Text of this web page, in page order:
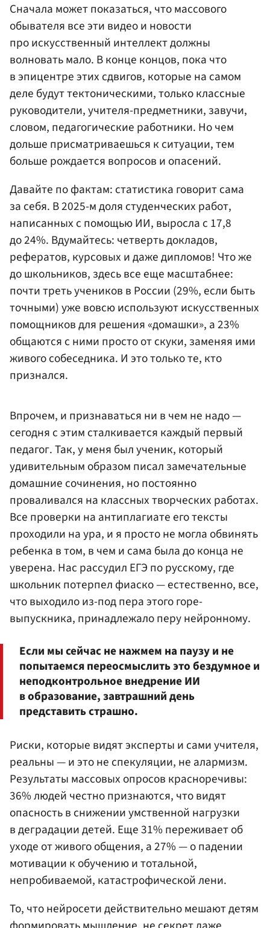
Сначала может показаться, что массового
обывателя все эти видео и новости
про искусственный интеллект должны
волновать мало. В конце концов, пока что
в эпицентре этих сдвигов, которые на самом
деле будут тектоническими, только классные
руководители, учителя-предметники, завучи,
словом, педагогические работники. Но чем
дольше присматриваешься к ситуации, тем
больше рождается вопросов и опасений.
Давайте по фактам: статистика говорит сама
за себя. В 2025-м доля студенческих работ,
написанных с помощью ИИ, выросла с 17,8
до 24%. Вдумайтесь: четверть докладов,
рефератов, курсовых и даже дипломов! Что же
до школьников, здесь все еще масштабнее:
почти треть учеников в России (29%, если быть
точными) уже вовсю используют искусственных
помощников для решения «домашки», а 23%
общаются с ними просто от скуки, заменяя ими
живого собеседника. И это только те, кто
признался.
Впрочем, и признаваться ни в чем не надо —
сегодня с этим сталкивается каждый первый
педагог. Так, у меня был ученик, который
удивительным образом писал замечательные
домашние сочинения, но постоянно
проваливался на классных творческих работах.
Все проверки на антиплагиате его тексты
проходили на ура, и я просто не могла обвинять
ребенка в том, в чем и сама была до конца не
уверена. Нас рассудил ЕГЭ по русскому, где
школьник потерпел фиаско — естественно, все,
что выходило из-под пера этого горе-
выпускника, принадлежало перу нейронному.
Если мы сейчас не нажмем на паузу и не
попытаемся переосмыслить это бездумное и
неподконтрольное внедрение ИИ
в образование, завтрашний день
представить страшно.
Риски, которые видят эксперты и сами учителя,
реальны — и это не спекуляции, не алармизм.
Результаты массовых опросов красноречивы:
36% людей честно признаются, что видят
опасность в снижении умственной нагрузки
в деградации детей. Еще 31% переживает об
уходе от живого общения, а 27% — о падении
мотивации к обучению и тотальной,
непробиваемой, катастрофической лени.
То, что нейросети действительно мешают детям